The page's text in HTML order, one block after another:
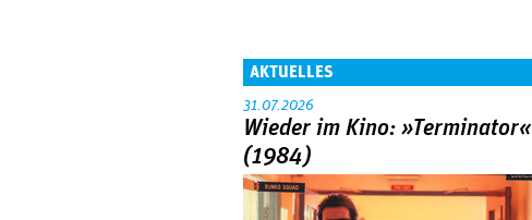
AKTUELLES
31.07.2026
Wieder im Kino: »Terminator«
(1984)